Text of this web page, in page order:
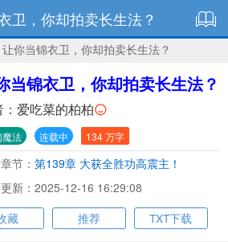
卫，你却拍卖长生法？
让你当锦衣卫，你却拍卖长生法？
当锦衣卫，你却拍卖长生法？
爱吃菜的柏柏
魔法 连载中 134 万字
节： 第139章 大获全胜功高震主！
新：2025-12-16 16:29:08
藏 推荐 TXT下载